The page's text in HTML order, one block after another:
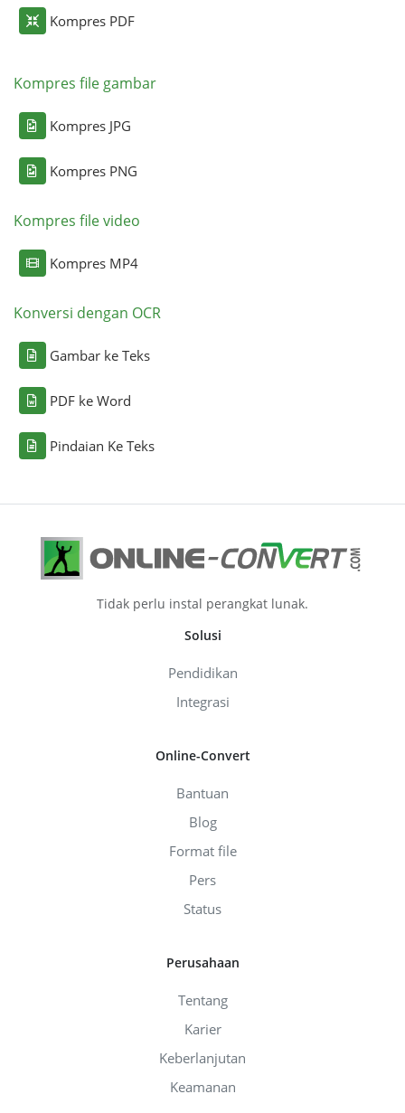
Kompres PDF
Kompres file gambar
Kompres JPG
Kompres PNG
Kompres file video
Kompres MP4
Konversi dengan OCR
Gambar ke Teks
PDF ke Word
Pindaian Ke Teks
Tidak perlu instal perangkat lunak.
Solusi
Pendidikan
Integrasi
Online-Convert
Bantuan
Blog
Format file
Pers
Status
Perusahaan
Tentang
Karier
Keberlanjutan
Keamanan